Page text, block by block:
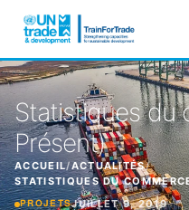
Statistiques du
Présent)
ACCUEIL/ACTUALITÉS/
STATISTIQUES DU
PROJETSJUILLET 9, 2019